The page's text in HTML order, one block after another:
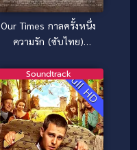
Our Times กาลครั้งหนึ่ง
ความรัก (ซับไทย)
Full HD
Soundtrack